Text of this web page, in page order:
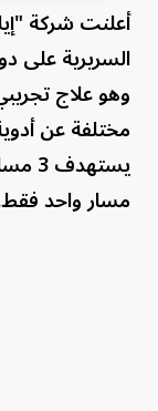
أعلنت شركة
وهو علاج
مسار واحد